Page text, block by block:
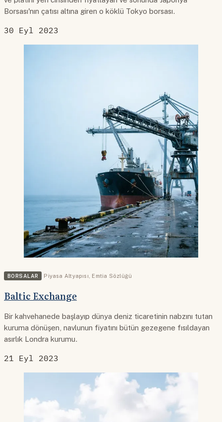
Borsası'nın çatısı altına giren o köklü Tokyo borsası.
30 Eyl 2023
BORSALAR Piyasa Altyapısı Emtia Sözlüğü
Baltic Exchange
Bir kahvehanede başlayıp dünya deniz ticaretinin nabzını tutan
kuruma dönüşen, navlunun fiyatını bütün gezegene fısıldayan
asırlık Londra kurumu.
21 Eyl 2023